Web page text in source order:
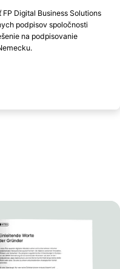
Digital Business Solutions
podpisov spoločnosti
na podpisovanie